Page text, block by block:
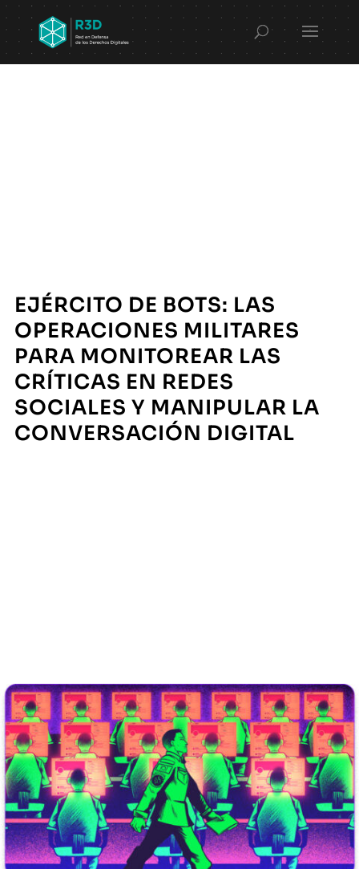
EJÉRCITO DE BOTS: LAS
OPERACIONES MILITARES
PARA MONITOREAR LAS
CRÍTICAS EN REDES
SOCIALES Y MANIPULAR LA
CONVERSACIÓN DIGITAL